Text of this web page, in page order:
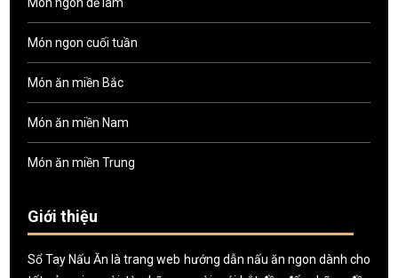
Món ngon cuối tuần
Món ăn miền Bắc
Món ăn miền Nam
Món ăn miền Trung
Giới thiệu
Sổ Tay Nấu Ăn là trang web hướng dẫn nấu ăn ngon dành cho